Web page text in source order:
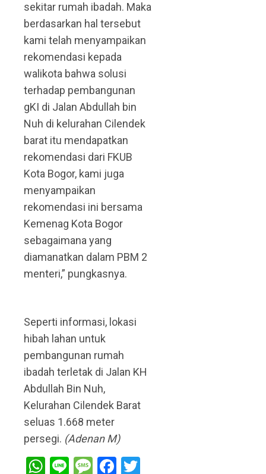
sekitar rumah ibadah. Maka
berdasarkan hal tersebut
kami telah menyampaikan
rekomendasi kepada
walikota bahwa solusi
terhadap pembangunan
gKI di Jalan Abdullah bin
Nuh di kelurahan Cilendek
barat itu mendapatkan
rekomendasi dari FKUB
Kota Bogor, kami juga
menyampaikan
rekomendasi ini bersama
Kemenag Kota Bogor
sebagaimana yang
diamanatkan dalam PBM 2
menteri,” pungkasnya.
Seperti informasi, lokasi
hibah lahan untuk
pembangunan rumah
ibadah terletak di Jalan KH
Abdullah Bin Nuh,
Kelurahan Cilendek Barat
seluas 1.668 meter
persegi. (Adenan M)
WhatsApp
LineMessage
Facebook